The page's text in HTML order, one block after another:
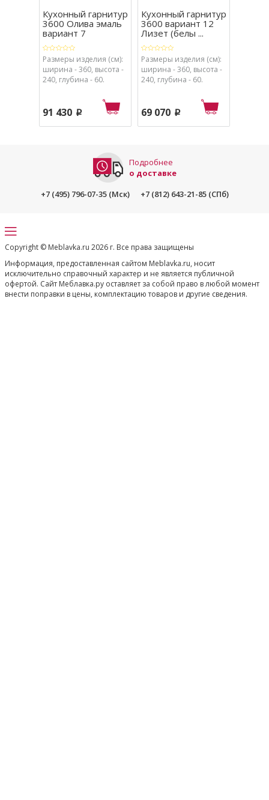
Кухонный гарнитур
3600 Олива эмаль
вариант 7
Размеры изделия (см):
ширина - 360, высота -
240, глубина - 60.
91 430 p
Кухонный гарнитур
3600 вариант 12
Лизет (белы ...
Размеры изделия (см):
ширина - 360, высота -
240, глубина - 60.
69 070 p
Подробнее
о доставке
+7 (495) 796-07-35 (Мск)
+7 (812) 643-21-85 (СПб)
Copyright © Meblavka.ru 2026 г. Все права защищены
Информация, предоставленная сайтом Meblavka.ru, носит
исключительно справочный характер и не является публичной
офертой. Сайт Меблавка.ру оставляет за собой право в любой момент
внести поправки в цены, комплектацию товаров и другие сведения.